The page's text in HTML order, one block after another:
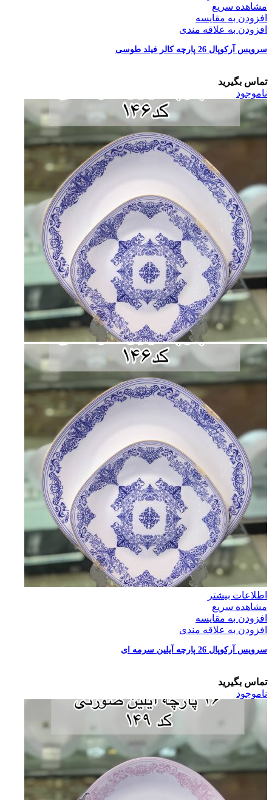
مشاهده سریع
افزودن به مقایسه
افزودن به علاقه مندی
سرویس آرکوپال 26 پارچه کالر فیلد طوسی
تماس بگیرید
ناموجود
اطلاعات بیشتر
مشاهده سریع
افزودن به مقایسه
افزودن به علاقه مندی
سرویس آرکوپال 26 پارچه آیلین سرمه ای
تماس بگیرید
ناموجود